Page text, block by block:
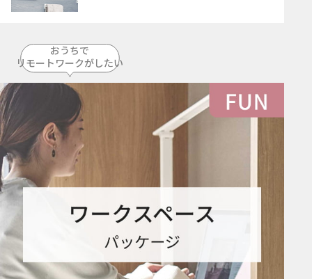
おうちで
リモートワークがしたい